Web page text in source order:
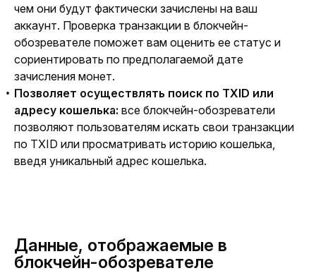
чем они будут фактически зачислены на ваш
аккаунт. Проверка транзакции в блокчейн-
обозревателе поможет вам оценить ее статус и
сориентировать по предполагаемой дате
зачисления монет.
Позволяет осуществлять поиск по TXID или
адресу кошелька: все блокчейн-обозреватели
позволяют пользователям искать свои транзакции
по TXID или просматривать историю кошелька,
введя уникальный адрес кошелька.
Данные, отображаемые в
блокчейн-обозревателе